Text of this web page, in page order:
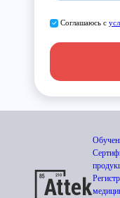
Соглашаюсь с